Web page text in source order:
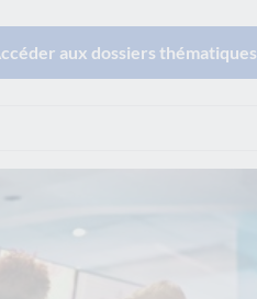
aux dossiers thématiques